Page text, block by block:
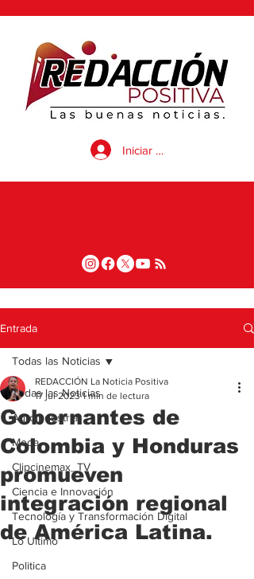
Iniciar sesión
Entrada
Todas las Noticias
Agroindustria
Moda
Clipcinemax_TV
Ciencia e Innovación
Tecnología y Transformación Digital
Lo Ultimo
Politica
Todas las Noticias
Gobernantes de
Colombia y Honduras
promueven
integración regional
de América Latina.
REDACCIÓN La Noticia Positiva
17 jul 2023 1 min de lectura